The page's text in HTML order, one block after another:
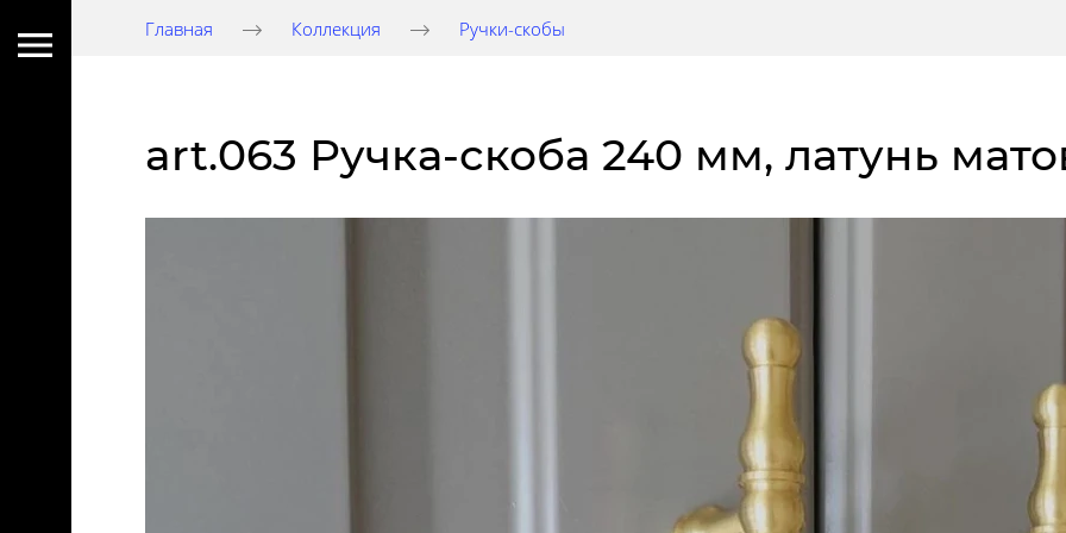
Главная Коллекция Ручки-скобы
art.063 Ручка-скоба 240 мм, латунь